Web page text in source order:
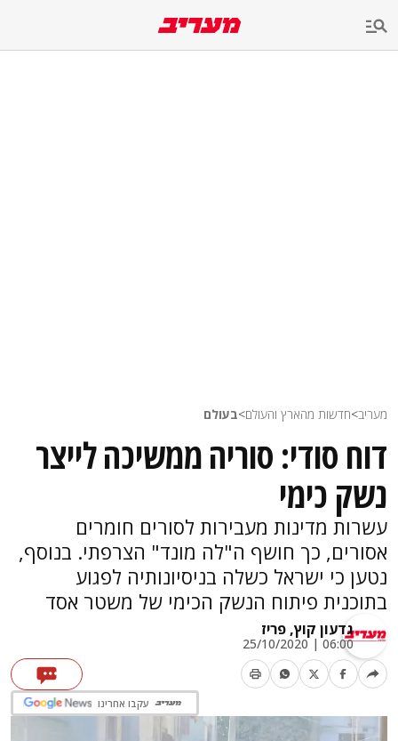
מעריב>חדשות מהארץ והעולם>בעולם
דוח סודי: סוריה ממשיכה לייצר
נשק כימי
עשרות מדינות מעבירות לסורים חומרים
אסורים, כך חושף ה"לה מונד" הצרפתי. בנוסף,
נטען כי ישראל כשלה בניסיונותיה לפגוע
בתוכנית פיתוח הנשק הכימי של משטר אסד
גדעון קוץ, פריז
06:00 | 25/10/2020
עקבו אחרינו